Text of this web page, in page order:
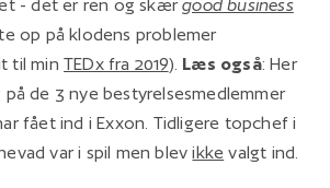
- det er ren og skærgood business
op på klodens problemer
til min TEDx fra 2019). Læs også: Her
på de 3 nye bestyrelsesmedlemmer
fået ind i Exxon. Tidligere topchef i
var i spil men blevikke valgt ind.